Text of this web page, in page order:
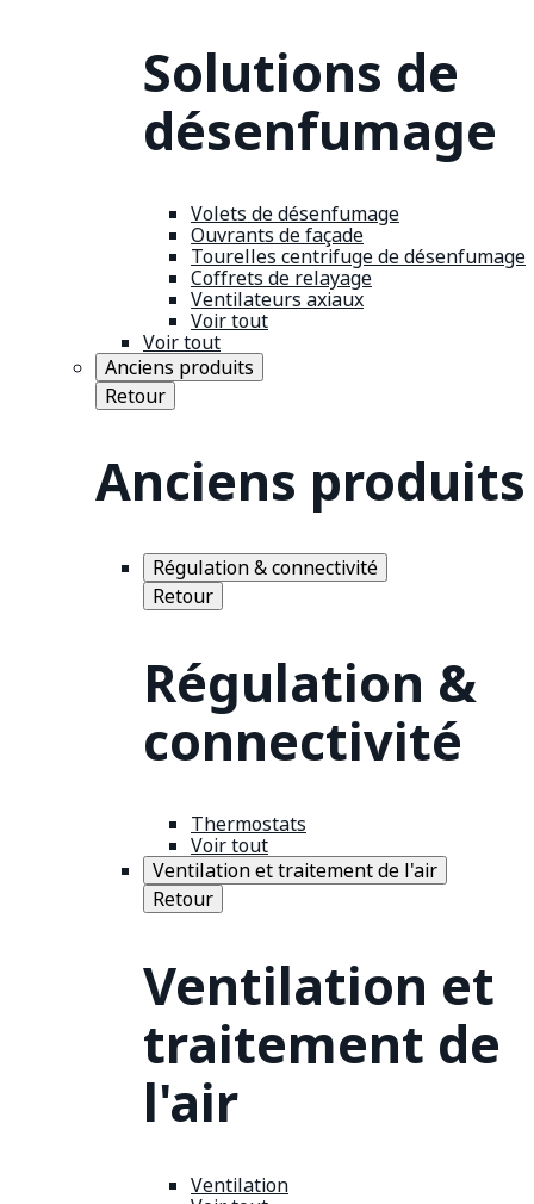
Solutions de
désenfumage
Volets de désenfumage
Ouvrants de façade
Tourelles centrifuge de désenfumage
Coffrets de relayage
Ventilateurs axiaux
Voir tout
Voir tout
Anciens produits
Retour
Anciens produits
Régulation & connectivité
Retour
Régulation &
connectivité
Thermostats
Voir tout
Ventilation et traitement de l'air
Retour
Ventilation et
traitement de
l'air
Ventilation